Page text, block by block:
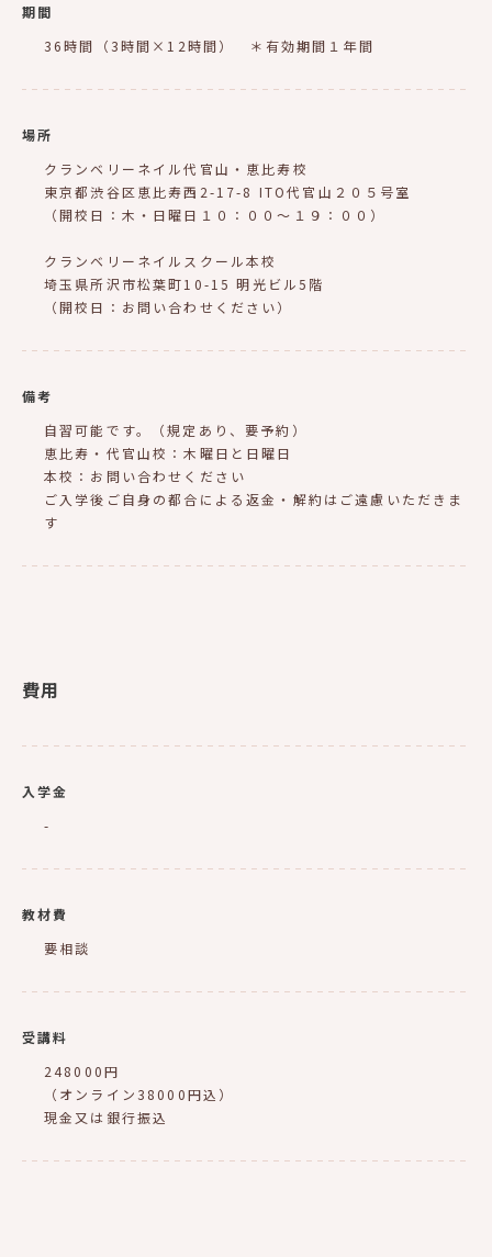
期間
36時間（3時間×12時間） ＊有効期間１年間
場所
クランベリーネイル代官山・恵比寿校
東京都渋谷区恵比寿西2-17-8 ITO代官山２０５号室
（開校日：木・日曜日１０：００〜１９：００）
クランベリーネイルスクール本校
埼玉県所沢市松葉町10-15 明光ビル5階
（開校日：お問い合わせください）
備考
自習可能です。（規定あり、要予約）
恵比寿・代官山校：木曜日と日曜日
本校：お問い合わせください
ご入学後ご自身の都合による返金・解約はご遠慮いただきま
す
費用
入学金
-
教材費
要相談
受講料
248000円
（オンライン38000円込）
現金又は銀行振込